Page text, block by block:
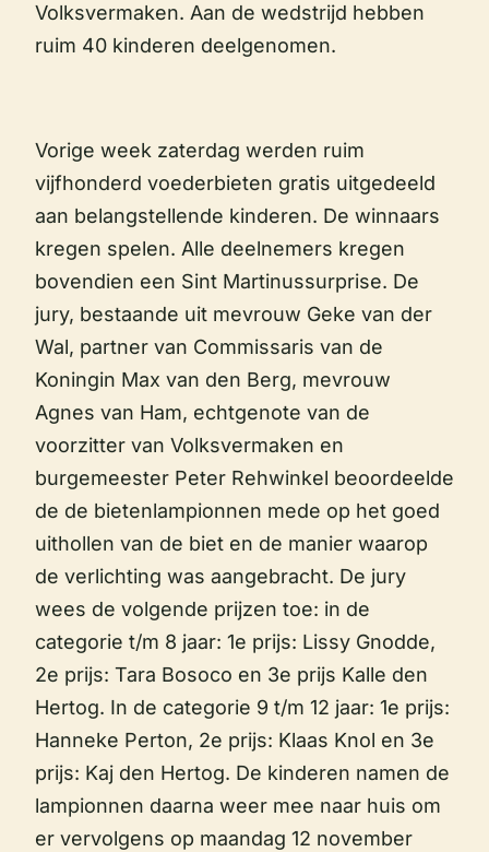
Volksvermaken. Aan de wedstrijd hebben
ruim 40 kinderen deelgenomen.
Vorige week zaterdag werden ruim
vijfhonderd voederbieten gratis uitgedeeld
aan belangstellende kinderen. De winnaars
kregen spelen. Alle deelnemers kregen
bovendien een Sint Martinussurprise. De
jury, bestaande uit mevrouw Geke van der
Wal, partner van Commissaris van de
Koningin Max van den Berg, mevrouw
Agnes van Ham, echtgenote van de
voorzitter van Volksvermaken en
burgemeester Peter Rehwinkel beoordeelde
de de bietenlampionnen mede op het goed
uithollen van de biet en de manier waarop
de verlichting was aangebracht. De jury
wees de volgende prijzen toe: in de
categorie t/m 8 jaar: 1e prijs: Lissy Gnodde,
2e prijs: Tara Bosoco en 3e prijs Kalle den
Hertog. In de categorie 9 t/m 12 jaar: 1e prijs:
Hanneke Perton, 2e prijs: Klaas Knol en 3e
prijs: Kaj den Hertog. De kinderen namen de
lampionnen daarna weer mee naar huis om
er vervolgens op maandag 12 november